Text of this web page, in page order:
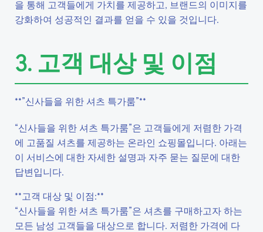
을 통해 고객들에게 가치를 제공하고, 브랜드의 이미지를
강화하여 성공적인 결과를 얻을 수 있을 것입니다.
3. 고객 대상 및 이점
**”신사들을 위한 셔츠 특가룸”**
“신사들을 위한 셔츠 특가룸”은 고객들에게 저렴한 가격
에 고품질 셔츠를 제공하는 온라인 쇼핑몰입니다. 아래는
이 서비스에 대한 자세한 설명과 자주 묻는 질문에 대한
답변입니다.
**고객 대상 및 이점:**
“신사들을 위한 셔츠 특가룸”은 셔츠를 구매하고자 하는
모든 남성 고객들을 대상으로 합니다. 저렴한 가격에 다